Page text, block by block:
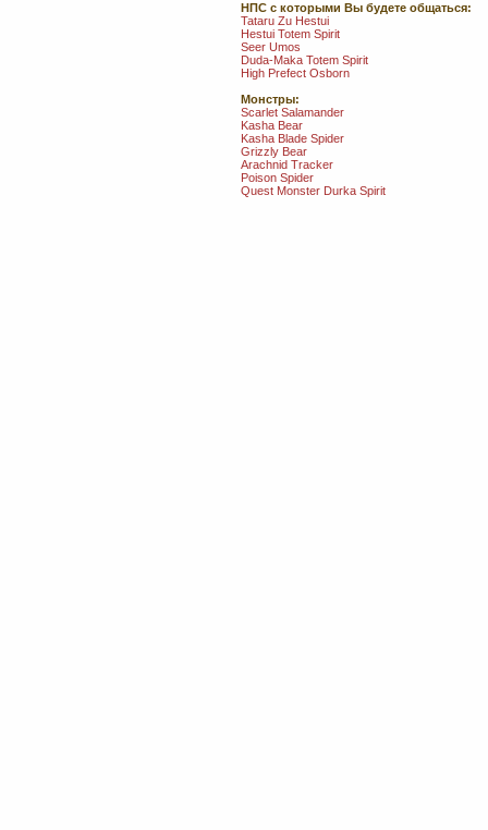
НПС с которыми Вы будете общаться:
Tataru Zu Hestui
Hestui Totem Spirit
Seer Umos
Duda-Maka Totem Spirit
High Prefect Osborn
Монстры:
Scarlet Salamander
Kasha Bear
Kasha Blade Spider
Grizzly Bear
Arachnid Tracker
Poison Spider
Quest Monster Durka Spirit